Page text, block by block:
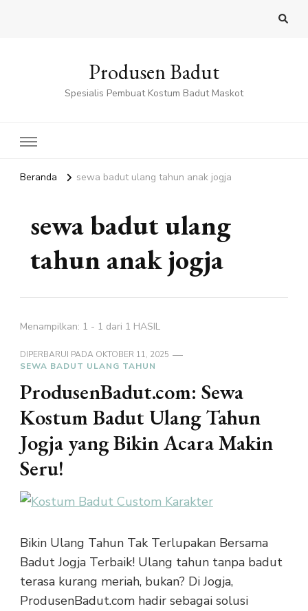
Produsen Badut
Spesialis Pembuat Kostum Badut Maskot
Beranda sewa badut ulang tahun anak jogja
sewa badut ulang
tahun anak jogja
Menampilkan: 1 - 1 dari 1 HASIL
DIPERBARUI PADA OKTOBER 11, 2025
SEWA BADUT ULANG TAHUN
ProdusenBadut.com: Sewa
Kostum Badut Ulang Tahun
Jogja yang Bikin Acara Makin
Seru!
Bikin Ulang Tahun Tak Terlupakan Bersama
Badut Jogja Terbaik! Ulang tahun tanpa badut
terasa kurang meriah, bukan? Di Jogja,
ProdusenBadut.com hadir sebagai solusi